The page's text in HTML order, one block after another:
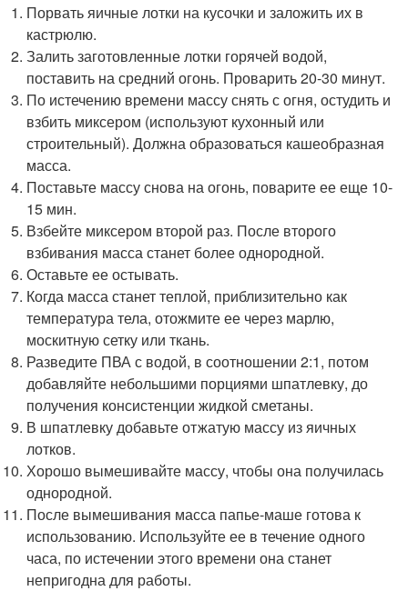
Порвать яичные лотки на кусочки и заложить их в
кастрюлю.
Залить заготовленные лотки горячей водой,
поставить на средний огонь. Проварить 20-30 минут.
По истечению времени массу снять с огня, остудить и
взбить миксером (используют кухонный или
строительный). Должна образоваться кашеобразная
масса.
Поставьте массу снова на огонь, поварите ее еще 10-
15 мин.
Взбейте миксером второй раз. После второго
взбивания масса станет более однородной.
Оставьте ее остывать.
Когда масса станет теплой, приблизительно как
температура тела, отожмите ее через марлю,
москитную сетку или ткань.
Разведите ПВА с водой, в соотношении 2:1, потом
добавляйте небольшими порциями шпатлевку, до
получения консистенции жидкой сметаны.
В шпатлевку добавьте отжатую массу из яичных
лотков.
Хорошо вымешивайте массу, чтобы она получилась
однородной.
После вымешивания масса папье-маше готова к
использованию. Используйте ее в течение одного
часа, по истечении этого времени она станет
непригодна для работы.